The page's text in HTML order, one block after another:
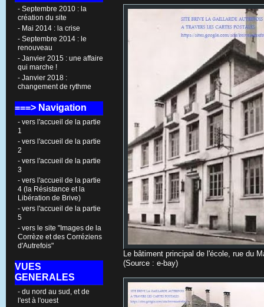
- Septembre 2010 : la
création du site
- Mai 2014 : la crise
- Septembre 2014 : le
renouveau
- Janvier 2015 : une affaire
qui marche !
- Janvier 2018 :
changement de rythme
===> Navigation
- vers l'accueil de la partie
1
- vers l'accueil de la partie
2
- vers l'accueil de la partie
3
- vers l'accueil de la partie
4 (la Résistance et la
Libération de Brive)
- vers l'accueil de la partie
5
- vers le site "Images de la
Corrèze et des Corréziens
d'Autrefois"
VUES
GENERALES
- du nord au sud, et de
l'est à l'ouest
Le bâtiment principal de l'école, rue du
(Source : e-bay)